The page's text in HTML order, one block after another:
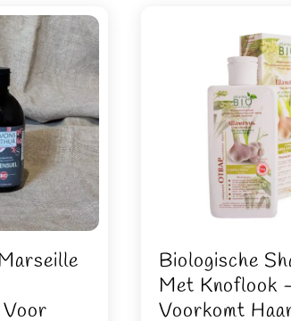
Voor
Biologische
Met Knoflook
Voorkomt